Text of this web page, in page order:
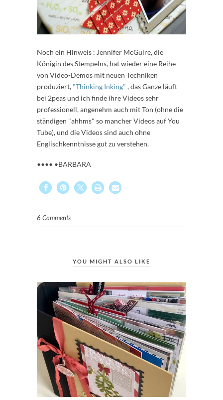
Noch ein Hinweis : Jennifer McGuire, die
Königin des Stempelns, hat wieder eine Reihe
von Video-Demos mit neuen Techniken
produziert, "Thinking Inking" , das Ganze läuft
bei 2peas und ich finde ihre Videos sehr
professionell, angenehm auch mit Ton (ohne die
ständigen "ahhms" so mancher Videos auf You
Tube), und die Videos sind auch ohne
Englischkenntnisse gut zu verstehen.
•••• •BARBARA
6 Comments
YOU MIGHT ALSO LIKE